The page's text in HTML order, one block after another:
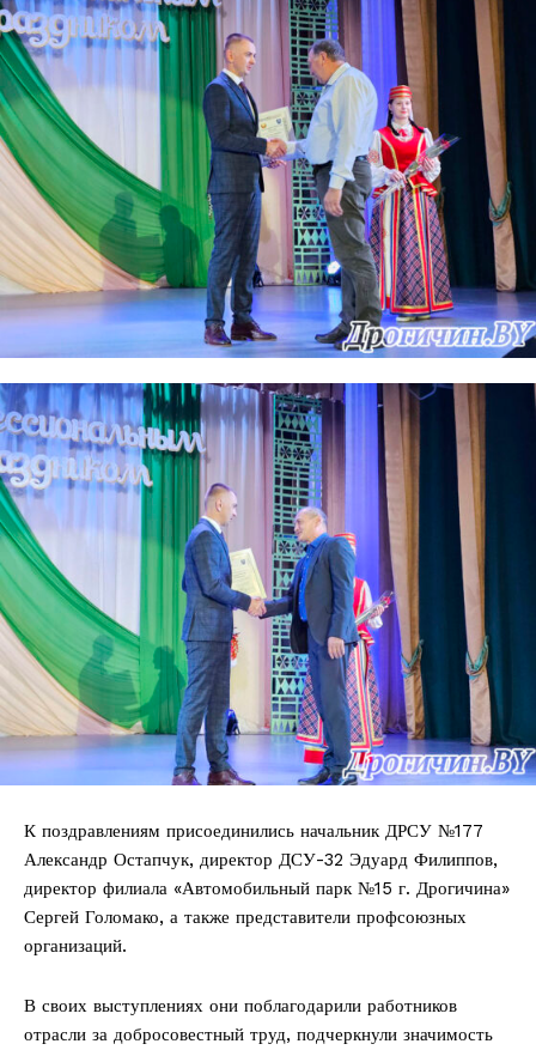
К поздравлениям присоединились начальник ДРСУ №177
Александр Остапчук, директор ДСУ-32 Эдуард Филиппов,
директор филиала «Автомобильный парк №15 г. Дрогичина»
Сергей Голомако, а также представители профсоюзных
организаций.
В своих выступлениях они поблагодарили работников
отрасли за добросовестный труд, подчеркнули значимость